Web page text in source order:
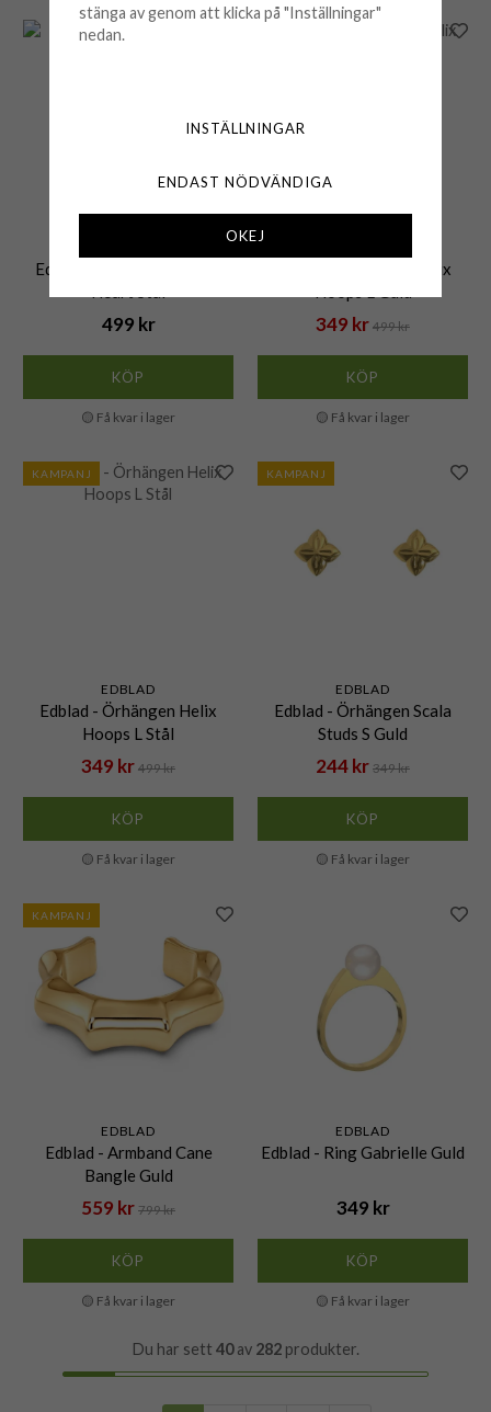
Edblad - Halsband Eternal
499 kr
KÖP
🟡 Få kvar i lager
Edblad - Örhängen Helix
349 kr 499 kr
KÖP
🟡 Få kvar i lager
KAMPANJ
EDBLAD
Edblad - Örhängen Helix
Hoops L Stål
349 kr 499 kr
KÖP
🟡 Få kvar i lager
KAMPANJ
EDBLAD
Edblad - Örhängen Scala
Studs S Guld
244 kr 349 kr
KÖP
🟡 Få kvar i lager
KAMPANJ
EDBLAD
Edblad - Armband Cane
Bangle Guld
559 kr 799 kr
KÖP
🟡 Få kvar i lager
EDBLAD
Edblad - Ring Gabrielle Guld
349 kr
KÖP
🟡 Få kvar i lager
Du har sett 40av 282produkter.
stänga av genom att klicka på "Inställningar"
nedan.
INSTÄLLNINGAR
ENDAST NÖDVÄNDIGA
OKEJ